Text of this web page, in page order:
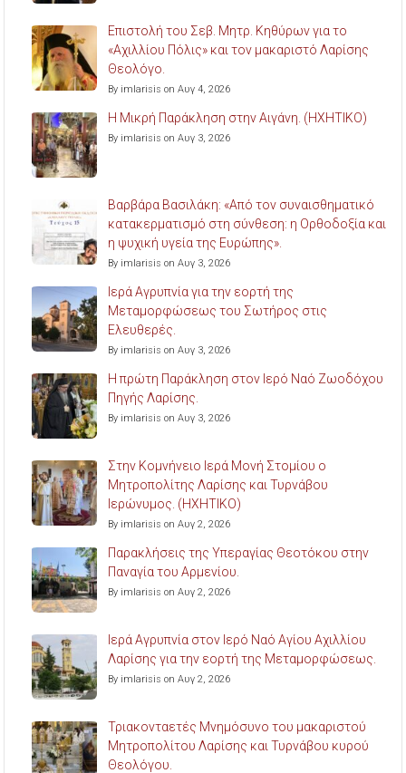
Επιστολή του Σεβ. Μητρ. Κηθύρων για το
«Αχιλλίου Πόλις» και τον μακαριστό Λαρίσης
Θεολόγο.
By imlarisis on Αυγ 4, 2026
Η Μικρή Παράκληση στην Αιγάνη. (ΗΧΗΤΙΚΟ)
By imlarisis on Αυγ 3, 2026
Βαρβάρα Βασιλάκη: «Από τον συναισθηματικό
κατακερματισμό στη σύνθεση: η Ορθοδοξία και
η ψυχική υγεία της Ευρώπης».
By imlarisis on Αυγ 3, 2026
Ιερά Αγρυπνία για την εορτή της
Μεταμορφώσεως του Σωτήρος στις
Ελευθερές.
By imlarisis on Αυγ 3, 2026
Η πρώτη Παράκληση στον Ιερό Ναό Ζωοδόχου
Πηγής Λαρίσης.
By imlarisis on Αυγ 3, 2026
Στην Κομνήνειο Ιερά Μονή Στομίου ο
Μητροπολίτης Λαρίσης και Τυρνάβου
Ιερώνυμος. (ΗΧΗΤΙΚΟ)
By imlarisis on Αυγ 2, 2026
Παρακλήσεις της Υπεραγίας Θεοτόκου στην
Παναγία του Αρμενίου.
By imlarisis on Αυγ 2, 2026
Ιερά Αγρυπνία στον Ιερό Ναό Αγίου Αχιλλίου
Λαρίσης για την εορτή της Μεταμορφώσεως.
By imlarisis on Αυγ 2, 2026
Τριακονταετές Μνημόσυνο του μακαριστού
Μητροπολίτου Λαρίσης και Τυρνάβου κυρού
Θεολόγου.